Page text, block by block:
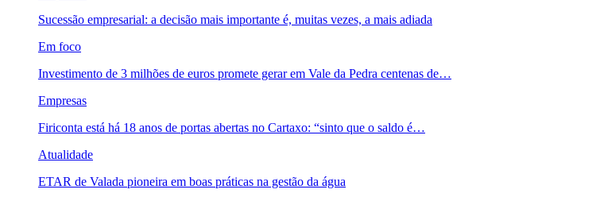
Sucessão empresarial: a decisão mais importante é, muitas vezes, a mais adiada
Em foco
Investimento de 3 milhões de euros promete gerar em Vale da Pedra centenas de…
Empresas
Firiconta está há 18 anos de portas abertas no Cartaxo: “sinto que o saldo é…
Atualidade
ETAR de Valada pioneira em boas práticas na gestão da água